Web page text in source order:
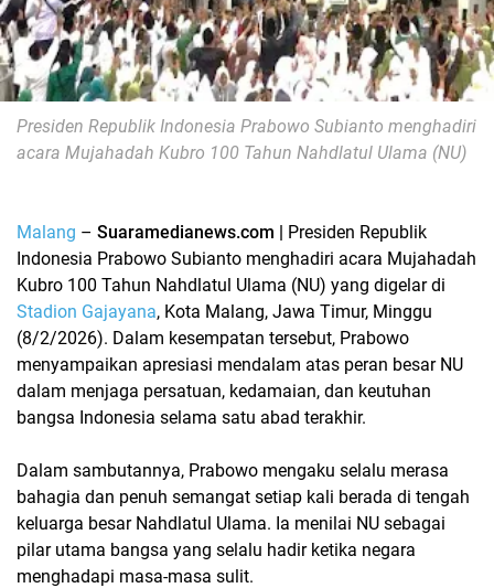
Presiden Republik Indonesia Prabowo Subianto menghadiri
acara Mujahadah Kubro 100 Tahun Nahdlatul Ulama (NU)
Malang – Suaramedianews.com | Presiden Republik
Indonesia Prabowo Subianto menghadiri acara Mujahadah
Kubro 100 Tahun Nahdlatul Ulama (NU) yang digelar di
Stadion Gajayana, Kota Malang, Jawa Timur, Minggu
(8/2/2026). Dalam kesempatan tersebut, Prabowo
menyampaikan apresiasi mendalam atas peran besar NU
dalam menjaga persatuan, kedamaian, dan keutuhan
bangsa Indonesia selama satu abad terakhir.
Dalam sambutannya, Prabowo mengaku selalu merasa
bahagia dan penuh semangat setiap kali berada di tengah
keluarga besar Nahdlatul Ulama. Ia menilai NU sebagai
pilar utama bangsa yang selalu hadir ketika negara
menghadapi masa-masa sulit.